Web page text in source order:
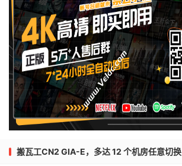
搬瓦工CN2 GIA-E，多达 12 个机房任意切换